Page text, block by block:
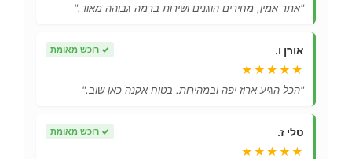
"אתר אמין, מחירים הוגנים ושירות ברמה גבוהה מאוד."
אורן ו. ✓ רוכש מאומת
★★★★★
"הכל הגיע ארוז יפה ובמהירות. בטוח אקנה כאן שוב."
טלי ז. ✓ רוכש מאומת
★★★★★